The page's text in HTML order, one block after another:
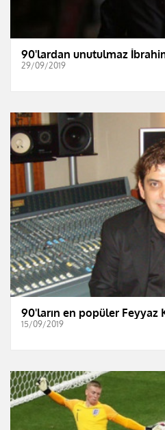
90'lardan unutulmaz
29/09/2019
90'ların en popüler Feyyaz
15/09/2019